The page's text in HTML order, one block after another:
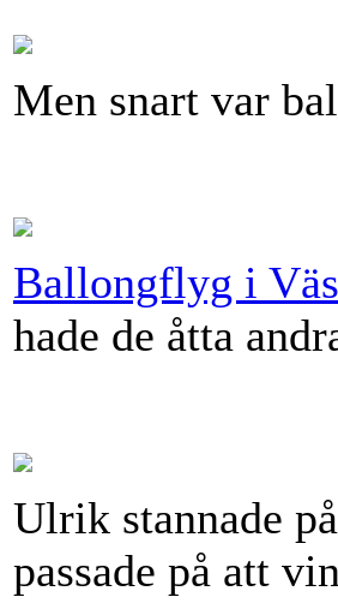
Men snart var
Ballongflyg i
hade de åtta
Ulrik stannade
passade på att